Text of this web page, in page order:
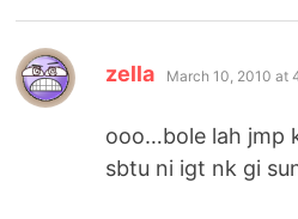
zella says:
March 10, 2010 at
ooo…bole lah jmp
sbtu ni igt nk gi